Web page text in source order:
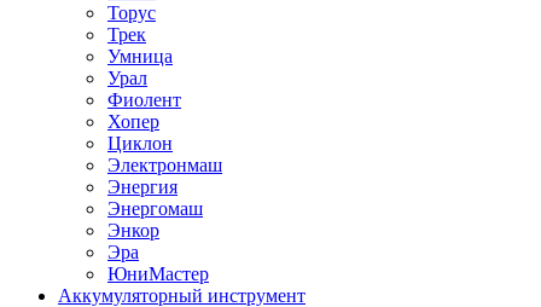
Торус
Трек
Умница
Урал
Фиолент
Хопер
Циклон
Электронмаш
Энергия
Энергомаш
Энкор
Эра
ЮниМастер
Аккумуляторный инструмент